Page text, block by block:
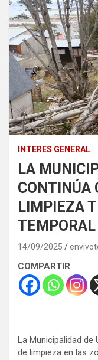
INTERES GENERAL
LA
CONTINÚA
LIMPIEZA
14/09/2025
COMPARTIR
La Municipalidad de
de limpieza en las